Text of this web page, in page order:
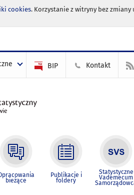
cookies. Korzystanie z witryny bez
BIP Kontakt
bieżące
Publikacje i
foldery
Statystyczne
Vademecum